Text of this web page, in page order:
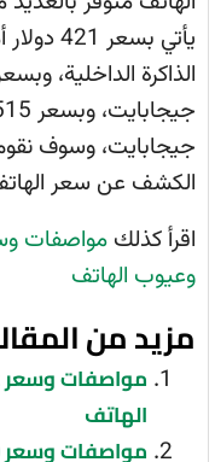
جيجابايت، وسوف
الكشف عن سعر
اقرأ كذلك
وعيوب الهاتف
مزيد من
الهاتف